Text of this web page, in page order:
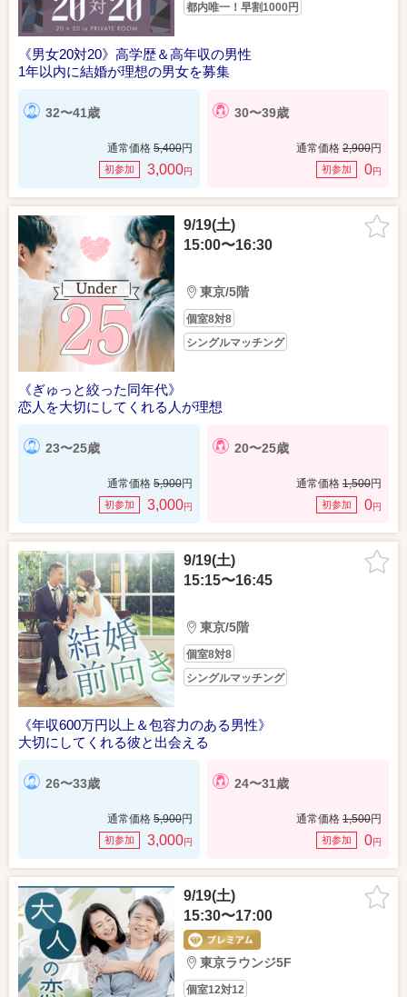
都内唯一！早割1000円
《男女20対20》高学歴＆高年収の男性
1年以内に結婚が理想の男女を募集
32〜41歳
通常価格 5,400円
初参加 3,000円
30〜39歳
通常価格 2,900円
初参加 0円
9/19(土)
15:00〜16:30
東京/5階
個室8対8
シングルマッチング
《ぎゅっと絞った同年代》
恋人を大切にしてくれる人が理想
23〜25歳
通常価格 5,900円
初参加 3,000円
20〜25歳
通常価格 1,500円
初参加 0円
9/19(土)
15:15〜16:45
東京/5階
個室8対8
シングルマッチング
《年収600万円以上＆包容力のある男性》
大切にしてくれる彼と出会える
26〜33歳
通常価格 5,900円
初参加 3,000円
24〜31歳
通常価格 1,500円
初参加 0円
9/19(土)
15:30〜17:00
東京ラウンジ5F
個室12対12